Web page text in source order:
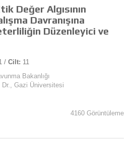
Değer Algısının
Davranışına
Düzenleyici ve
/ Cilt: 11
Bakanlığı
Dr., Gazi Üniversitesi
4160 Görüntüleme